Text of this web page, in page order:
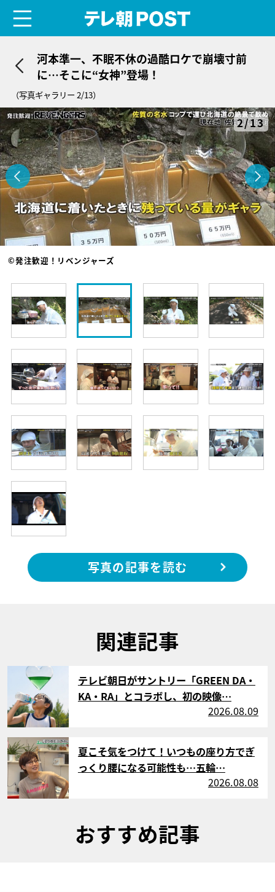
河本準一、不眠不休の過酷ロケで崩壊寸前
に…そこに“女神”登場！
（写真ギャラリー 2/13）
2/13
©発注歓迎！リベンジャーズ
写真の記事を読む
関連記事
テレビ朝日がサントリー「GREEN DA・
KA・RA」とコラボし、初の映像…
2026.08.09
サムネイル
夏こそ気をつけて！いつもの座り方でぎ
っくり腰になる可能性も…五輪…
2026.08.08
おすすめ記事